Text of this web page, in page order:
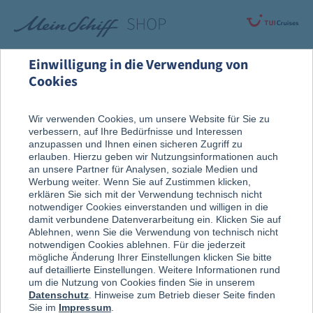
Alle Produkte Bekleidung
Einwilligung in die Verwendung von
Cookies
Wir verwenden Cookies, um unsere Website für Sie zu
verbessern, auf Ihre Bedürfnisse und Interessen
anzupassen und Ihnen einen sicheren Zugriff zu
erlauben. Hierzu geben wir Nutzungsinformationen auch
an unsere Partner für Analysen, soziale Medien und
Werbung weiter. Wenn Sie auf Zustimmen klicken,
erklären Sie sich mit der Verwendung technisch nicht
notwendiger Cookies einverstanden und willigen in die
damit verbundene Datenverarbeitung ein. Klicken Sie auf
Ablehnen, wenn Sie die Verwendung von technisch nicht
notwendigen Cookies ablehnen. Für die jederzeit
mögliche Änderung Ihrer Einstellungen klicken Sie bitte
auf detaillierte Einstellungen. Weitere Informationen rund
um die Nutzung von Cookies finden Sie in unserem
Datenschutz . Hinweise zum Betrieb dieser Seite finden
Sie im Impressum